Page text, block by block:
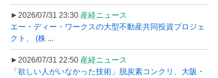
►2026/07/31 23:30 産経ニュース
エー・ディー・ワークスの大型不動産共同投資プロジェ
クト、 (株 ...
►2026/07/31 22:50 産経ニュース
「欲しい人がいなかった技術」脱炭素コンクリ、大阪・